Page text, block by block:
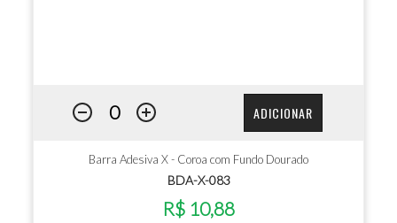
ADICIONAR
Barra Adesiva X - Coroa com Fundo Dourado
BDA-X-083
R$ 10,88